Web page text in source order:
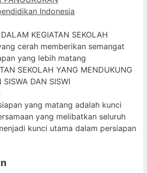
Indonesia
KEGIATAN SEKOLAH
cerah memberikan semangat
yang lebih matang
SEKOLAH YANG MENDUKUNG
SISWA DAN SISWI
yang matang adalah kunci
yang melibatkan seluruh
kunci utama dalam persiapan